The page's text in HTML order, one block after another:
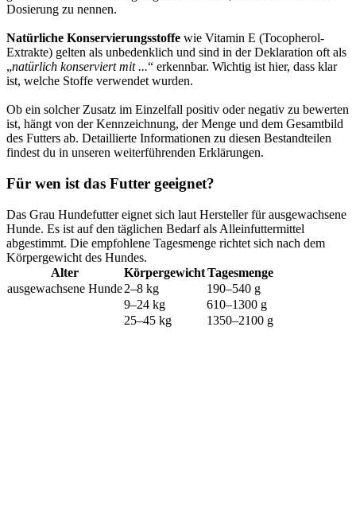
Dosierung zu nennen.
Natürliche Konservierungsstoffe wie Vitamin E (Tocopherol-
Extrakte) gelten als unbedenklich und sind in der Deklaration oft als
„natürlich konserviert mit ...“ erkennbar. Wichtig ist hier, dass klar
ist, welche Stoffe verwendet wurden.
Ob ein solcher Zusatz im Einzelfall positiv oder negativ zu bewerten
ist, hängt von der Kennzeichnung, der Menge und dem Gesamtbild
des Futters ab. Detaillierte Informationen zu diesen Bestandteilen
findest du in unseren weiterführenden Erklärungen.
Für wen ist das Futter geeignet?
Das Grau Hundefutter eignet sich laut Hersteller für ausgewachsene
Hunde. Es ist auf den täglichen Bedarf als Alleinfuttermittel
abgestimmt. Die empfohlene Tagesmenge richtet sich nach dem
Körpergewicht des Hundes.
Alter
KörpergewichtTagesmenge
ausgewachsene Hunde2–8 kg
190–540 g
9–24 kg
610–1300 g
25–45 kg
1350–2100 g